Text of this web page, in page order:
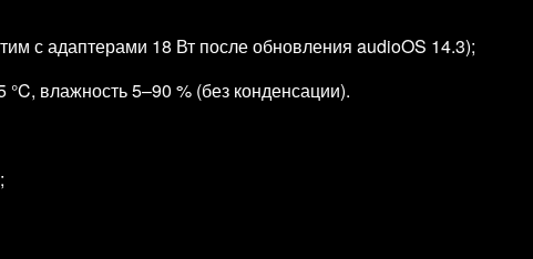
с адаптерами 18 Вт после обновления audioOS 14.3);
влажность 5–90 % (без конденсации).